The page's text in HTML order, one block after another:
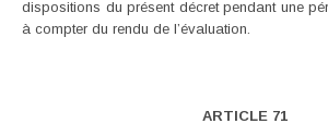
dispositions du présent décret pendant une
à compter du rendu de l’évaluation.
ARTICLE 71